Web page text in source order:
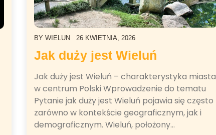
BY WIELUN 26 KWIETNIA, 2026
Jak duży jest Wieluń
Jak duży jest Wieluń – charakterystyka miasta
w centrum Polski Wprowadzenie do tematu
Pytanie jak duży jest Wieluń pojawia się często
zarówno w kontekście geograficznym, jak i
demograficznym. Wieluń, położony…